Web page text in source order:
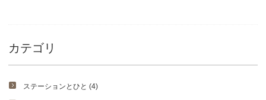
カテゴリ
ステーションとひと (4)